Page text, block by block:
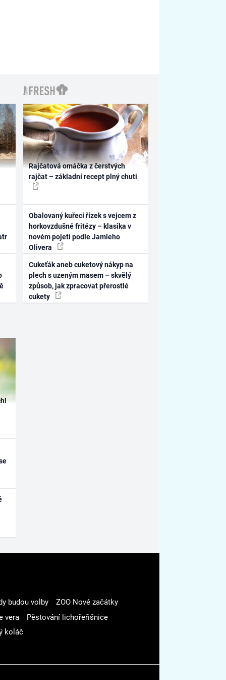
Rajčatová omáčka z čerstvých
rajčat – základní recept plný chuti
Obalovaný kuřecí řízek s vejcem z
horkovzdušné fritézy – klasika v
novém pojetí podle Jamieho
Olivera
Cukeťák aneb cuketový nákyp na
plech s uzeným masem – skvělý
způsob, jak zpracovat přerostlé
cukety
budou volby
ZOO Nové začátky
vera
Pěstování lichořeřišnice
koláč